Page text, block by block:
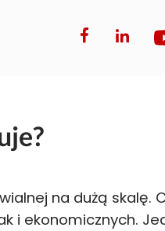
na dużą skalę.
i ekonomicznych.